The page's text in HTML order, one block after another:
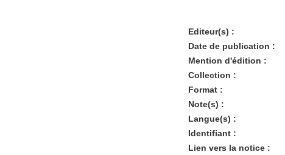
Editeur(s) :
Date de publication :
Mention d'édition :
Collection :
Format :
Note(s) :
Langue(s) :
Identifiant :
Lien vers la notice :